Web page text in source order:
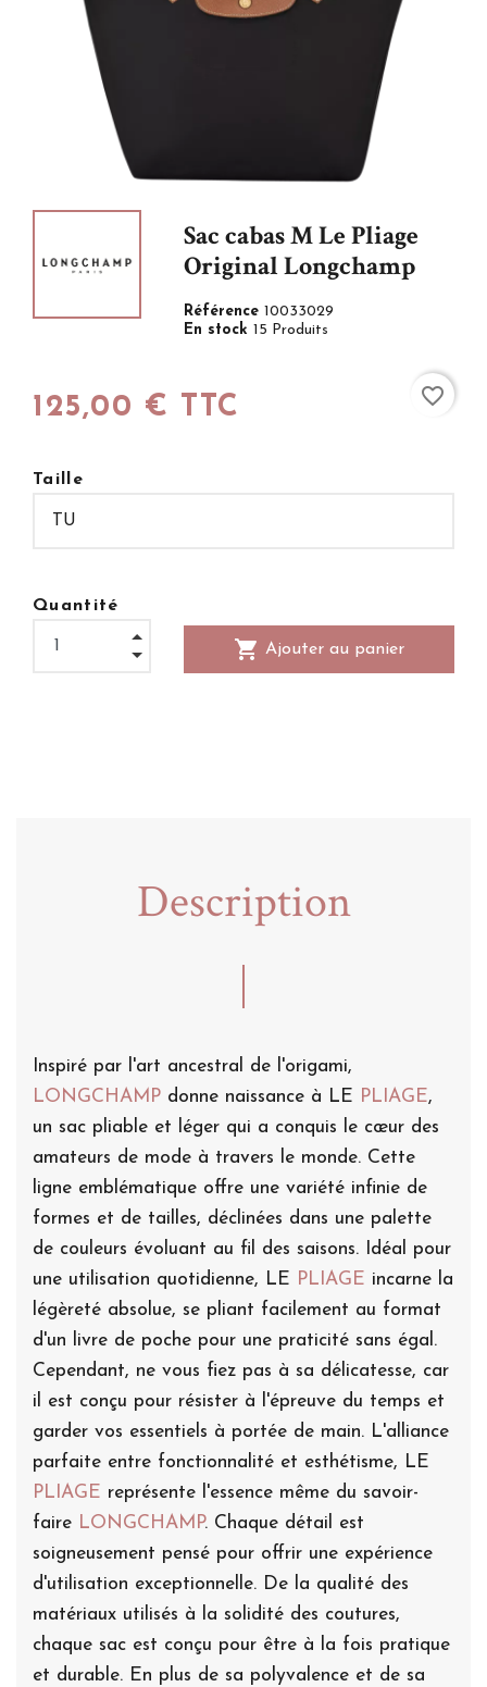
Sac cabas M Le Pliage
Original Longchamp
Référence10033029
En stock15 Produits
125,00 € TTC
Taille
Quantité
shopping_cart Ajouter au panier
favorite_border
Description
Inspiré par l'art ancestral de l'origami,
LONGCHAMP donne naissance à LE PLIAGE,
un sac pliable et léger qui a conquis le cœur des
amateurs de mode à travers le monde. Cette
ligne emblématique offre une variété infinie de
formes et de tailles, déclinées dans une palette
de couleurs évoluant au fil des saisons. Idéal pour
une utilisation quotidienne, LE PLIAGE incarne la
légèreté absolue, se pliant facilement au format
d'un livre de poche pour une praticité sans égal.
Cependant, ne vous fiez pas à sa délicatesse, car
il est conçu pour résister à l'épreuve du temps et
garder vos essentiels à portée de main. L'alliance
parfaite entre fonctionnalité et esthétisme, LE
PLIAGE représente l'essence même du savoir-
faire LONGCHAMP. Chaque détail est
soigneusement pensé pour offrir une expérience
d'utilisation exceptionnelle. De la qualité des
matériaux utilisés à la solidité des coutures,
chaque sac est conçu pour être à la fois pratique
et durable. En plus de sa polyvalence et de sa